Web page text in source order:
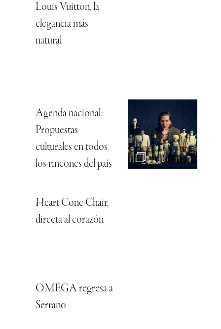
Louis Vuitton, la
elegancia más
natural
Agenda nacional:
Propuestas
culturales en todos
los rincones del país
Heart Cone Chair,
directa al corazón
OMEGA regresa a
Serrano